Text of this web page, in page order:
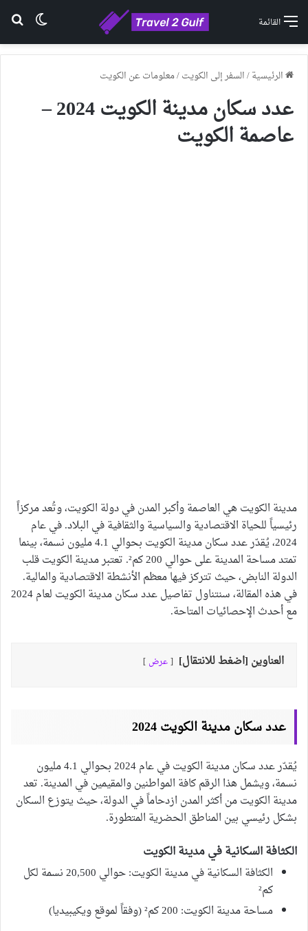
القائمة
الرئيسية/السفر إلى الكويت/معلومات عن الكويت
عدد سكان مدينة الكويت 2024 –
عاصمة الكويت
مدينة الكويت هي العاصمة وأكبر المدن في دولة الكويت، وتُعد مركزاً
رئيسياً للحياة الاقتصادية والسياسية والثقافية في البلاد. في عام
2024، يُقدّر عدد سكان مدينة الكويت بحوالي 4.1 مليون نسمة، بينما
تمتد مساحة المدينة على حوالي 200 كم². تعتبر مدينة الكويت قلب
الدولة النابض، حيث تتركز فيها معظم الأنشطة الاقتصادية والمالية.
في هذه المقالة، سنتناول تفاصيل عدد سكان مدينة الكويت لعام 2024
مع أحدث الإحصائيات المتاحة.
العناوين [اضغط للانتقال] عرض
عدد سكان مدينة الكويت 2024
يُقدّر عدد سكان مدينة الكويت في عام 2024 بحوالي 4.1 مليون
نسمة، ويشمل هذا الرقم كافة المواطنين والمقيمين في المدينة. تعد
مدينة الكويت من أكثر المدن ازدحاماً في الدولة، حيث يتوزع السكان
بشكل رئيسي بين المناطق الحضرية المتطورة.
الكثافة السكانية في مدينة الكويت
الكثافة السكانية في مدينة الكويت: حوالي 20,500 نسمة لكل
كم²
مساحة مدينة الكويت: 200 كم² (وفقاً لموقع ويكيبيديا)